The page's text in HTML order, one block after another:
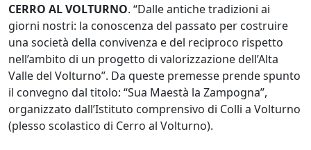
CERRO AL VOLTURNO. “Dalle antiche tradizioni ai
giorni nostri: la conoscenza del passato per costruire
una società della convivenza e del reciproco rispetto
nell’ambito di un progetto di valorizzazione dell’Alta
Valle del Volturno”. Da queste premesse prende spunto
il convegno dal titolo: “Sua Maestà la Zampogna”,
organizzato dall’Istituto comprensivo di Colli a Volturno
(plesso scolastico di Cerro al Volturno).